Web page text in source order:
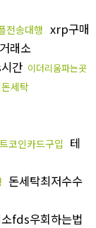
전송대행 xrp구매
래소
간 이더리움파는곳
세탁
코인카드구입 테
돈세탁최저수수
fds우회하는법